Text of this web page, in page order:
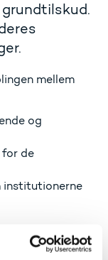
mellem
og
de
institutionerne
af